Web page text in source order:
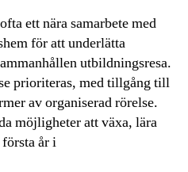
ett nära samarbete med
för att underlätta
utbildningsresa.
prioriteras, med tillgång till
av organiserad rörelse.
möjligheter att växa, lära
år i